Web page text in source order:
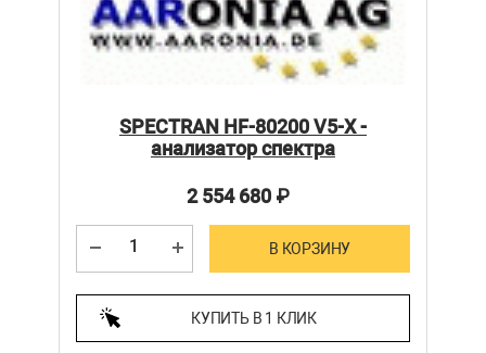
SPECTRAN HF-80200 V5-X -
анализатор спектра
2 554 680₽
В КОРЗИНУ
КУПИТЬ В 1 КЛИК